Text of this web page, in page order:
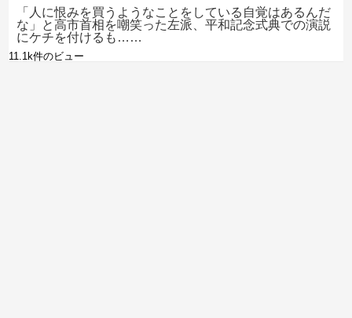
「人に恨みを買うようなことをしている自覚はあるんだ
な」と高市首相を嘲笑った左派、平和記念式典での演説
にケチを付けるも……
11.1k件のビュー